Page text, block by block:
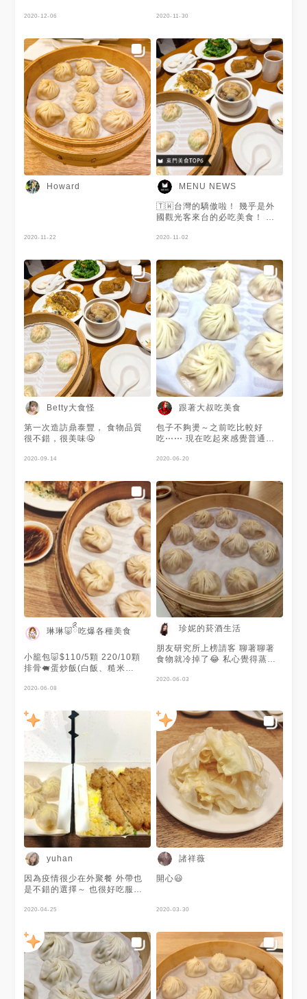
2020-12-06 2020-11-30
Howard
2020-11-22
MENU NEWS
🇹🇼台灣的驕傲啦！ 幾乎是外
國觀光客來台的必吃美食！ 麵
粒分明又香味十足的排骨炒飯、
幾乎是每桌必點啊👍🏻👍🏻 謝謝
@Betty大食怪 提供美照❤️
2020-11-02
Betty大食怪
第一次造訪鼎泰豐， 食物品質
很不錯，很美味🤤
2020-09-14
跟著大叔吃美食
包子不夠燙～之前吃比較好
吃⋯⋯ 現在吃起來感覺普通
實料 有一定的水準！👍
2020-06-20
琳琳🐷ིྀ吃爆各種美食
小籠包🐷$110/5顆 220/10顆
排骨🐖蛋炒飯(白飯、糙米
抄手🦐(蝦肉)$180 芋泥小籠包
🥣$90 🔺 小籠包～真的好普通
噢 沒有特別好吃 原本想吃點特
別的 絲瓜蝦仁🍤和蟹粉🦀️ 炒飯
真的好清爽好好吃👍 排骨很甜
搭配起來很不錯 可是男友就覺
得排骨 不加分肉很乾柴😳 小菜
意外的好吃欸 很開胃 紅油抄手
🦐蝦肉的也很讚 可惜有點騙鹹
雞湯真的好濃好好喝😋 雞肉好
軟嫩但有的好柴... 芋泥小籠包
聽說必點... 但我覺得還好不是
我的菜 男友很喜歡💕 銀耳四寶
夏日很消暑～ 不會太甜膩 但我
會想多花$30 喝雙連⭕️仔湯*穹
林露 整體吃下來鼎泰豐 真的在
水準之上可惜最招牌的小籠包
我覺得沒到這麼厲害～ 跟我好
當初吃到的時候好好吃好喜歡
排隊等候～ 有機會還想去新開
的新生店 吃吃其他聽說必點的
東西
2020-06-08
珍妮的菸酒生活
朋友研究所上榜請客 聊著聊著
食物就冷掉了😂 私心覺得蒸餃
2020-06-03
yuhan
因為疫情很少在外聚餐 外帶也
是不錯的選擇～ 也很好吃服務
真的好好吃～🥰🥰🥰
2020-04-25
諸祥薇
開心😃
2020-03-30